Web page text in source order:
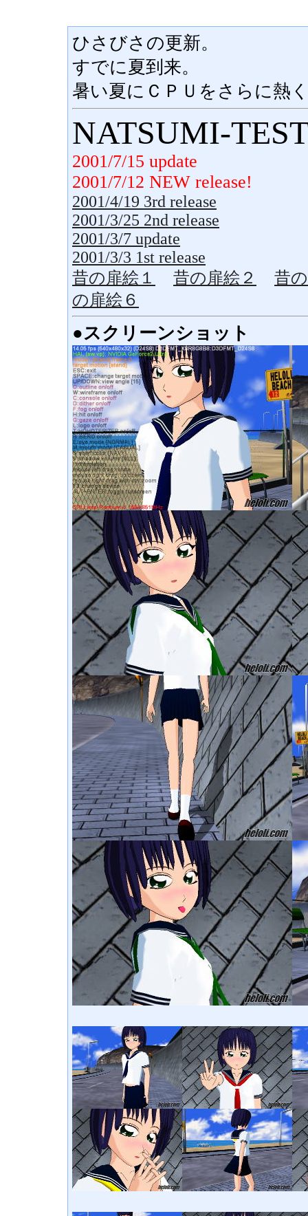
ひさびさの更新。
すでに夏到来。
暑い夏にＣＰＵをさらに熱
NATSUMI-
2001/7/15 update
2001/7/12 NEW release!
2001/4/19 3rd release
2001/3/25 2nd release
2001/3/7 update
2001/3/3 1st release
昔の扉絵１
昔の扉絵２
昔
の扉絵６
●スクリーンショット